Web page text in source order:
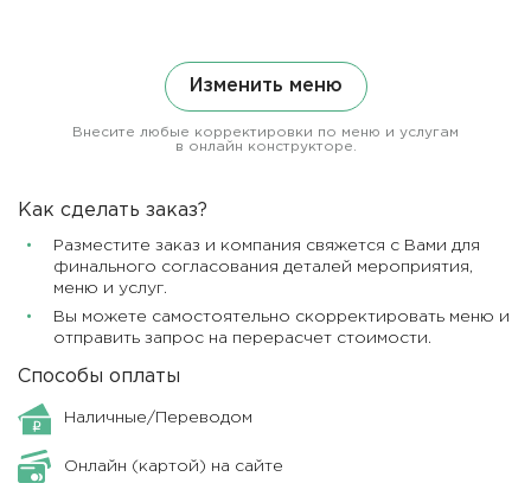
Изменить меню
Внесите любые корректировки по меню и услугам
в онлайн конструкторе.
Как сделать заказ?
Разместите заказ и компания свяжется с Вами для
финального согласования деталей мероприятия,
меню и услуг.
Вы можете самостоятельно скорректировать меню и
отправить запрос на перерасчет стоимости.
Способы оплаты
Наличные/Переводом
Онлайн (картой) на сайте